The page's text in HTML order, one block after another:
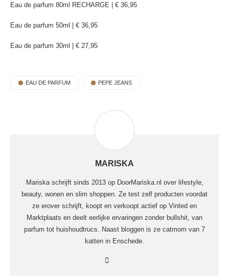
Eau de parfum 80ml RECHARGE | € 36,95
Eau de parfum 50ml | € 36,95
Eau de parfum 30ml | € 27,95
EAU DE PARFUM PEPE JEANS
MARISKA
Mariska schrijft sinds 2013 op DoorMariska.nl over lifestyle,
beauty, wonen en slim shoppen. Ze test zelf producten voordat
ze erover schrijft, koopt en verkoopt actief op Vinted en
Marktplaats en deelt eerlijke ervaringen zonder bullshit, van
parfum tot huishoudtrucs. Naast bloggen is ze catmom van 7
katten in Enschede.